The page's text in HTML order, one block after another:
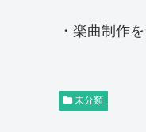
・楽曲制作
未分類